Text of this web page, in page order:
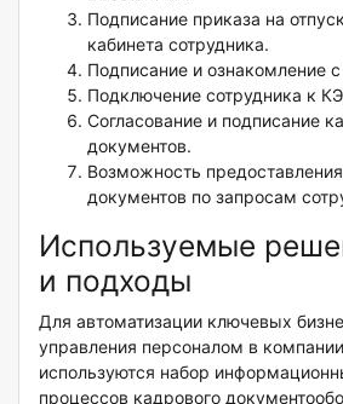
Подписание приказа на
кабинета сотрудника.
Подписание и ознакомление
Подключение сотрудника к
Согласование и подписание
документов.
Возможность
документов по запросам
Используемые
и подходы
Для автоматизации ключевых
управления персоналом в
используются набор
процессов кадрового